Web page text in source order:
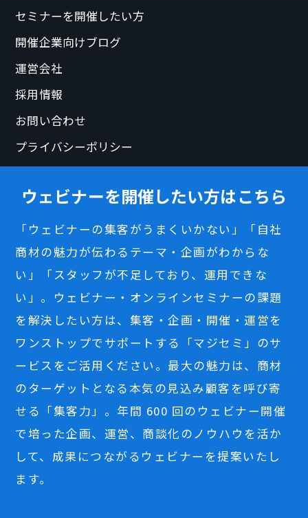
セミナーを開催したい方
開催企業向けブログ
運営会社
採用情報
お問い合わせ
プライバシーポリシー
ウェビナーを開催したい方はこちら
「ウェビナーの集客がうまくいかない」「自社
商材の魅力が伝わるテーマ・企画がわからな
い」「スタッフが不足しており、運用できな
い」。ウェビナー・オンラインセミナーの課題
を解決したい方は、集客・企画・開催・運営を
ワンストップでサポートする「マジセミ」のサ
ービスをご活用ください。最大の魅力は、商材
のターゲットとなる本気の見込み顧客を呼び寄
せる「集客力」。年間 600 回のウェビナー開催
で培った企画、運営、商談化のノウハウを活か
して、成果につながるウェビナーを提案いたし
ます。